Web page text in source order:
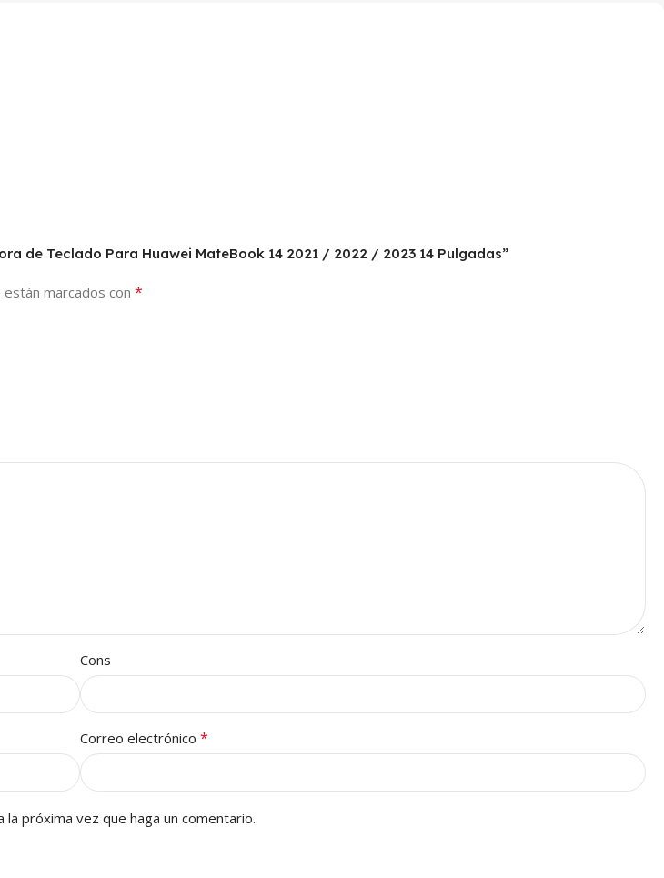
de Teclado Para Huawei MateBook 14 2021 / 2022 / 2023 14 Pulgadas”
marcados con *
Cons
Correo electrónico *
próxima vez que haga un comentario.